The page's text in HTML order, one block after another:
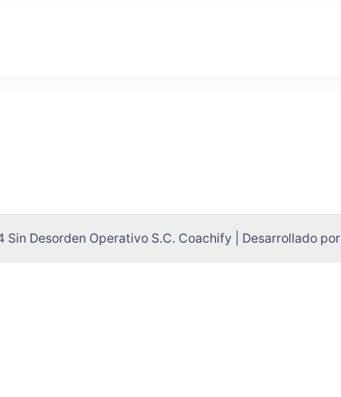
Sin Desorden Operativo S.C. Coachify | Desarrollado por